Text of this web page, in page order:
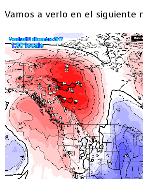
Vamos a verlo en el siguiente